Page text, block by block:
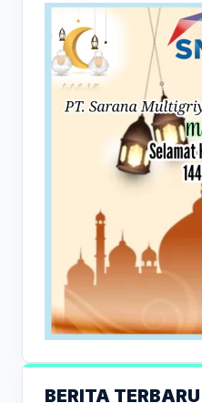
BERITA TERBARU